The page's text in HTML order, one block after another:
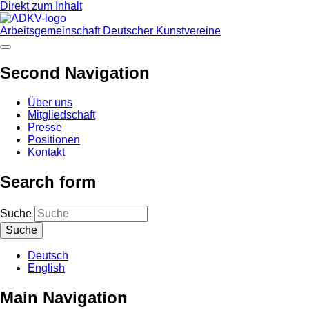
Direkt zum Inhalt
Arbeitsgemeinschaft Deutscher Kunstvereine
Second Navigation
Über uns
Mitgliedschaft
Presse
Positionen
Kontakt
Search form
Suche
Deutsch
English
Main Navigation